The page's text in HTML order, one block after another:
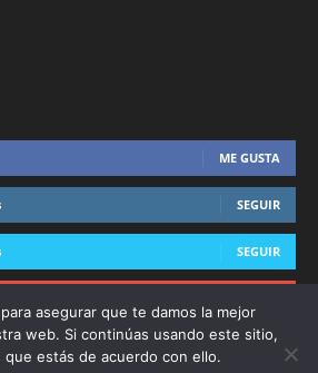
ME GUSTA
SEGUIR
SEGUIR
asegurar que te damos la mejor
web. Si continúas usando este sitio,
que estás de acuerdo con ello.